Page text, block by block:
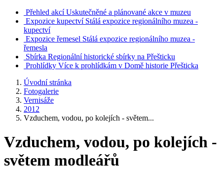
Přehled akcí Uskutečněné a plánované akce v muzeu
Expozice kupectví Stálá expozice regionálního muzea -
kupectví
Expozice řemesel Stálá expozice regionálního muzea -
řemesla
Sbírka Regionální historické sbírky na Přešticku
Prohlídky Více k prohlídkám v Domě historie Přešticka
Úvodní stránka
Fotogalerie
Vernisáže
2012
Vzduchem, vodou, po kolejích - světem...
Vzduchem, vodou, po kolejích -
světem modleářů